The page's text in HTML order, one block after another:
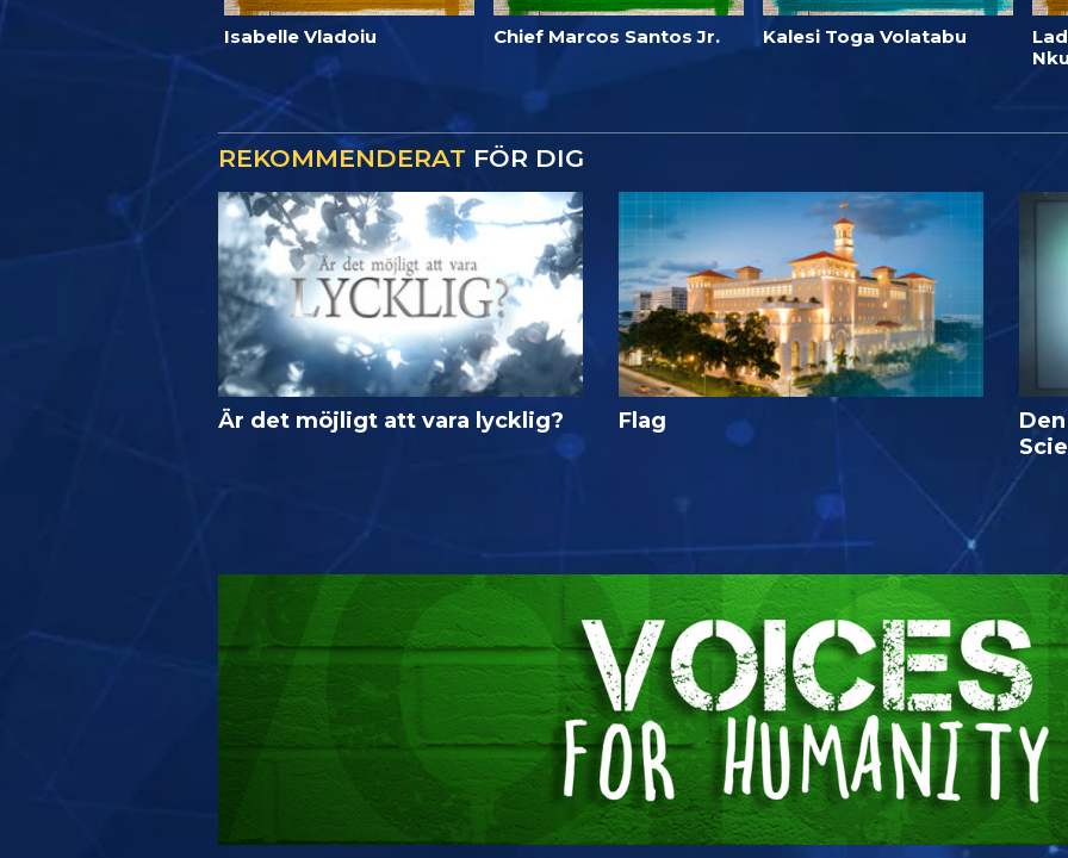
Isabelle Vladoiu Chief Marcos Santos Jr. Kalesi Toga Volatabu
REKOMMENDERAT FÖR DIG
Är det möjligt att vara lycklig? Flag